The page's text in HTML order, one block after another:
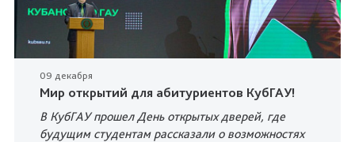
09 декабря
Мир открытий для абитуриентов КубГАУ!
В КубГАУ прошел День открытых дверей, где
будущим студентам рассказали о возможностях